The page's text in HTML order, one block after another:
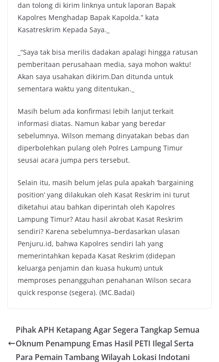
dan tolong di kirim linknya untuk laporan Bapak
Kapolres Menghadap Bapak Kapolda.” kata
Kasatreskrim Kepada Saya._
_“Saya tak bisa merilis dadakan apalagi hingga ratusan
pemberitaan perusahaan media, saya mohon waktu!
Akan saya usahakan dikirim.Dan ditunda untuk
sementara waktu yang ditentukan._
Masih belum ada konfirmasi lebih lanjut terkait
informasi diatas. Namun kabar yang beredar
sebelumnya, Wilson memang dinyatakan bebas dan
diperbolehkan pulang oleh Polres Lampung Timur
seusai acara jumpa pers tersebut.
Selain itu, masih belum jelas pula apakah ‘bargaining
position’ yang dilakukan oleh Kasat Reskrim ini turut
diketahui atau bahkan diperintah oleh Kapolres
Lampung Timur? Atau hasil akrobat Kasat Reskrim
sendiri? Karena sebelumnya–berdasarkan ulasan
Penjuru.id, bahwa Kapolres sendiri lah yang
memerintahkan kepada Kasat Reskrim (didepan
keluarga penjamin dan kuasa hukum) untuk
memproses penangguhan penahanan Wilson secara
quick response (segera). (MC.Badai)
Pihak APH Ketapang Agar Segera Tangkap Semua
Oknum Penampung Emas Hasil PETI Ilegal Serta
Para Pemain Tambang Wilayah Lokasi Indotani